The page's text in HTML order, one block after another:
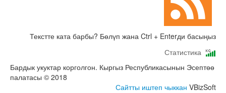
Текстте ката барбы? Бөлүп жана Ctrl + Enterди басыңыз
Статистика
Бардык укуктар корголгон. Кыргыз Республикасынын Эсептөө
палатасы © 2018
Сайтты иштеп чыккан VBizSoft